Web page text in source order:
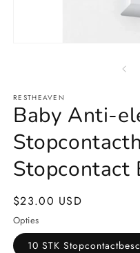
RESTHEAVEN
Baby Anti-
Stopcontact
Normale
prijs
$23.00 USD
Opties
10 STK